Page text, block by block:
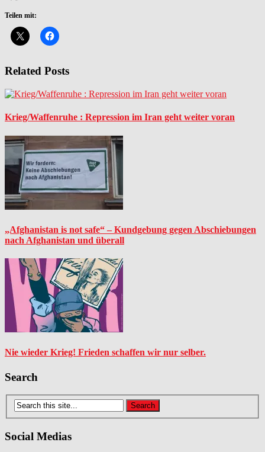
Teilen mit:
Related Posts
Krieg/Waffenruhe : Repression im Iran geht weiter voran
„Afghanistan is not safe“ – Kundgebung gegen Abschiebungen
nach Afghanistan und überall
Nie wieder Krieg! Frieden schaffen wir nur selber.
Search
Social Medias